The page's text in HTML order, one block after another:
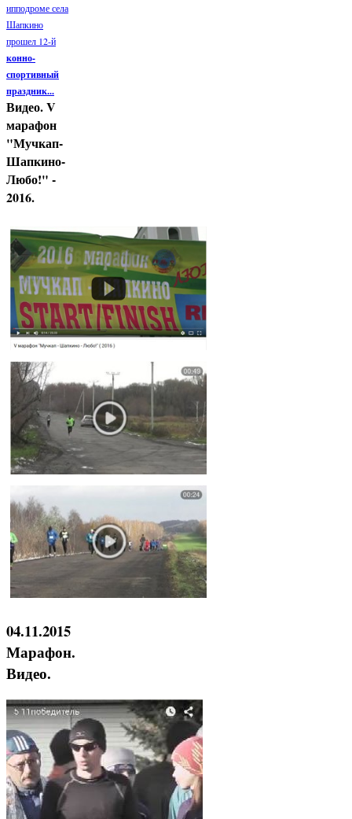
ипподроме села
Шапкино
прошел 12-й
конно-
спортивный
праздник...
Видео. V
марафон
"Мучкап-
Шапкино-
Любо!" -
2016.
04.11.2015
Марафон.
Видео.